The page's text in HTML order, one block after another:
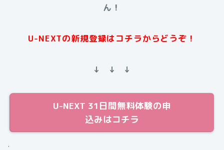
ん！
U-NEXTの新規登録はコチラからどうぞ！
↓ ↓ ↓
U-NEXT 31日間無料体験の申
込みはコチラ
.